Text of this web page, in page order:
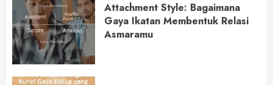
Attachment Style: Bagaimana
Gaya Ikatan Membentuk Relasi
Asmaramu